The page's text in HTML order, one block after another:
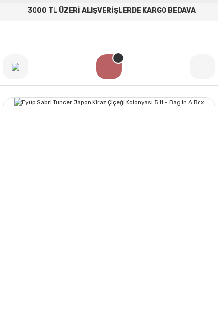
3000 TL ÜZERİ ALIŞVERİŞLERDE KARGO BEDAVA